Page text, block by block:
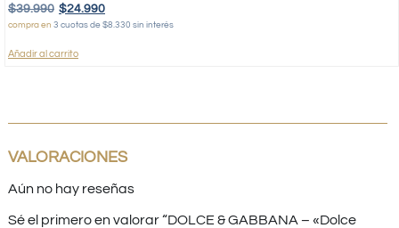
$39.990 $24.990
compra en 3 cuotas de $8.330 sin interés
Añadir al carrito
VALORACIONES
Aún no hay reseñas
Sé el primero en valorar “DOLCE & GABBANA – «Dolce